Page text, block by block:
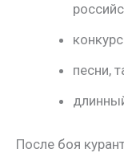
песни,
После боя